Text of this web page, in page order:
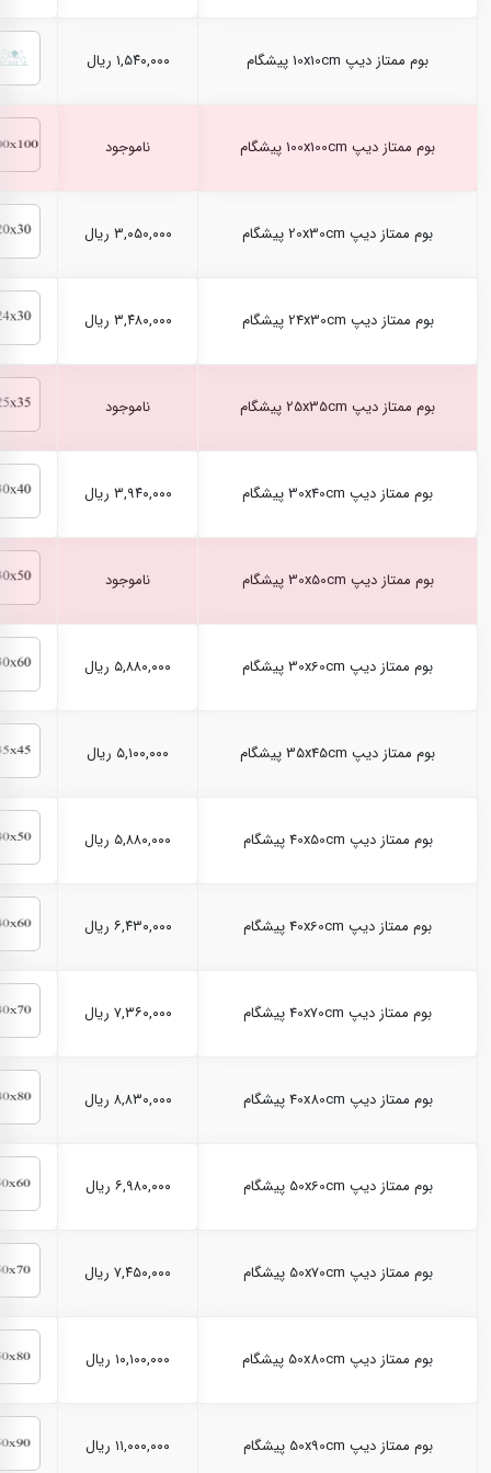
بوم ممتاز دیپ 10x10cm پیشگام ۱,۵۴۰,۰۰۰ ریال
بوم ممتاز دیپ 100x100cm پیشگام ناموجود
بوم ممتاز دیپ 20x30cm پیشگام ۳,۰۵۰,۰۰۰ ریال
بوم ممتاز دیپ 24x30cm پیشگام ۳,۴۸۰,۰۰۰ ریال
بوم ممتاز دیپ 25x35cm پیشگام ناموجود
بوم ممتاز دیپ 30x40cm پیشگام ۳,۹۴۰,۰۰۰ ریال
بوم ممتاز دیپ 30x50cm پیشگام ناموجود
بوم ممتاز دیپ 30x60cm پیشگام ۵,۸۸۰,۰۰۰ ریال
بوم ممتاز دیپ 35x45cm پیشگام ۵,۱۰۰,۰۰۰ ریال
بوم ممتاز دیپ 40x50cm پیشگام ۵,۸۸۰,۰۰۰ ریال
بوم ممتاز دیپ 40x60cm پیشگام ۶,۴۳۰,۰۰۰ ریال
بوم ممتاز دیپ 40x70cm پیشگام ۷,۳۶۰,۰۰۰ ریال
بوم ممتاز دیپ 40x80cm پیشگام ۸,۸۳۰,۰۰۰ ریال
بوم ممتاز دیپ 50x60cm پیشگام ۶,۹۸۰,۰۰۰ ریال
بوم ممتاز دیپ 50x70cm پیشگام ۷,۴۵۰,۰۰۰ ریال
بوم ممتاز دیپ 50x80cm پیشگام ۱۰,۱۰۰,۰۰۰ ریال
بوم ممتاز دیپ 50x90cm پیشگام ۱۱,۰۰۰,۰۰۰ ریال